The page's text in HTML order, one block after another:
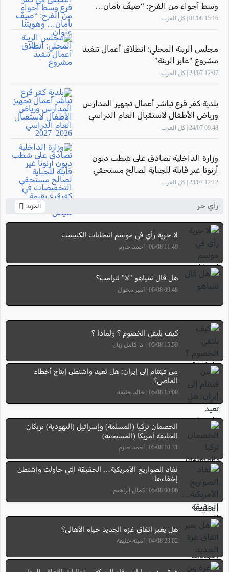
وسط أجواء من الفرح: “صيفٌ بأمان…
وهويتنا عنوان"
15:16 01/08 | كل العرب
مجلس الرينة المحلي: انطلاق أعمال تنفيذ
مشروع "عابر الرينة"
12:07 24/07 | كل العرب
بلدية كفر قرع تباشر أعمال تجهيز المدارس
ورياض الأطفال لاستقبال العام الدراسي
2026–2027
09:48 24/07 | كل العرب
وزارة الداخلية تصادق على شطب ديون
أرنونا غير قابلة للجباية لصالح مستحقي
12:12 23/07 | كل العرب
رأي حر المزيد
لا حرية رأي في موسم انتخابات الكنيست
11:49 06/08 | أحمد حازم
هل قال نتنياهو "لا" لترامب؟
09:48 06/08 | أمير مخول
كيف يلتقي الخصوم ؟ ولماذا ؟
15:59 05/08 | د. كامل ريان
من فيتنام إلى إيران: هل تعيد واشنطن إنتاج أخطاء
الماضي؟
15:00 05/08 | خالد خليفة
الخصمان تركيا (المسلمة) وإسرائيل (اليهودية) تربكان
الحليفة أمريكا (المسيحية)
10:31 05/08 | أحمد حازم
نفاد الصواريخ الأمريكية… الحقيقة التي حاولت واشنطن
إخفاءها
00:06 05/08 | كمال إبراهيم
هل يغير اتفاق غزة الجديد حياة الأهالي؟
23:02 04/08 | أمينة خليفة